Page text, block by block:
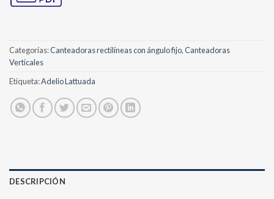
Categorías:Canteadoras rectilíneas con ángulo fijo,Canteadoras
Verticales
Etiqueta:Adelio Lattuada
DESCRIPCIÓN